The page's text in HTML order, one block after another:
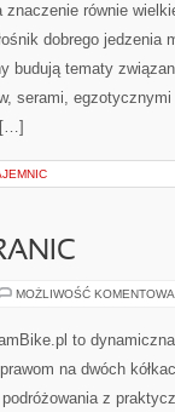
znaczenie równie
dobrego jedzenia
budują tematy
serami, egzotycznymi
[…]
MOŻLIWOŚĆ
to
na dwóch
z